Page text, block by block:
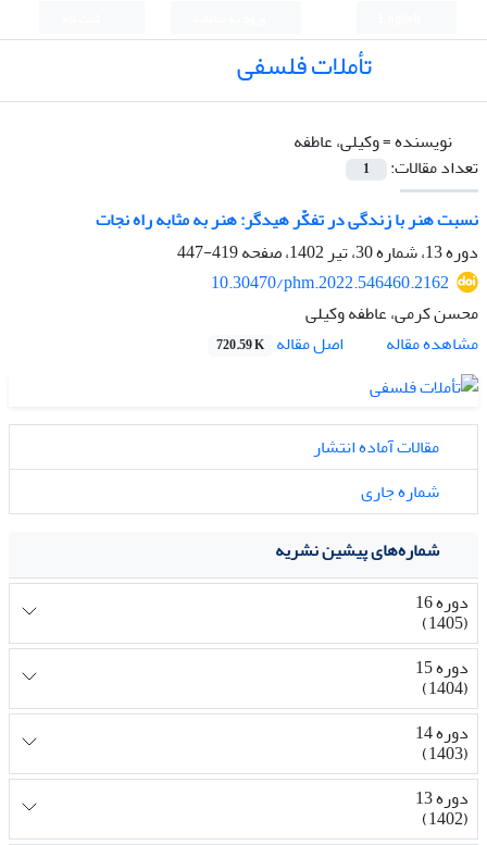
تأملات فلسفی
نویسنده =وکیلی، عاطفه
تعداد مقالات:
1
نسبت هنر با زندگی در تفکّر هیدگر: هنر به مثابه راه نجات
دوره 13، شماره 30، تیر 1402، صفحه
419-447
10.30470/phm.2022.546460.2162
محسن کرمی، عاطفه وکیلی
مشاهده مقاله
اصل مقاله 720.59 K
مقالات آماده انتشار
شماره جاری
شماره‌های پیشین نشریه
دوره 16
(1405)
دوره 15
(1404)
دوره 14
(1403)
دوره 13
(1402)